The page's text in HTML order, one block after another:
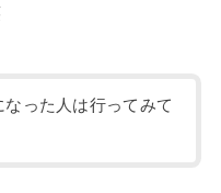
なった人は行ってみて